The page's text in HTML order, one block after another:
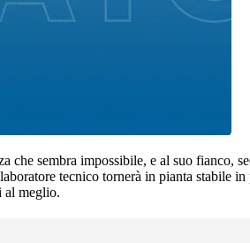
che sembra impossibile, e al suo
tecnico tornerà in pianta
al meglio.